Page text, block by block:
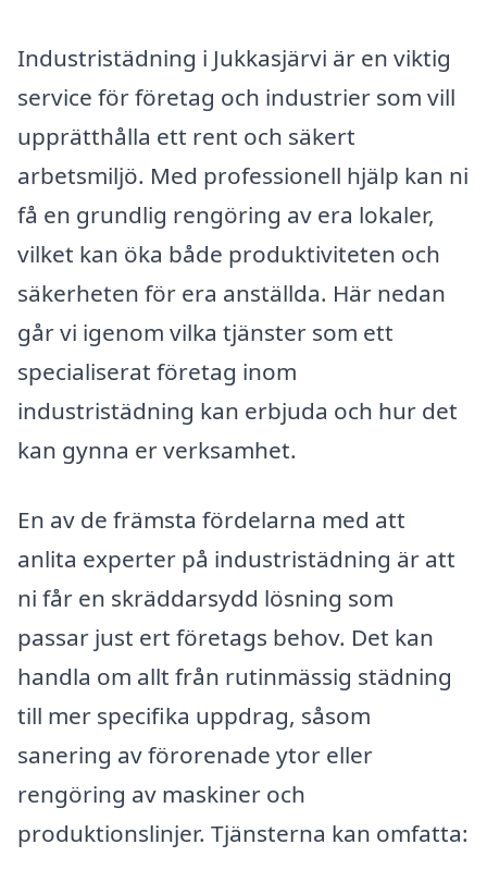
Industristädning i Jukkasjärvi är en viktig
service för företag och industrier som vill
upprätthålla ett rent och säkert
arbetsmiljö. Med professionell hjälp kan ni
få en grundlig rengöring av era lokaler,
vilket kan öka både produktiviteten och
säkerheten för era anställda. Här nedan
går vi igenom vilka tjänster som ett
specialiserat företag inom
industristädning kan erbjuda och hur det
kan gynna er verksamhet.
En av de främsta fördelarna med att
anlita experter på industristädning är att
ni får en skräddarsydd lösning som
passar just ert företags behov. Det kan
handla om allt från rutinmässig städning
till mer specifika uppdrag, såsom
sanering av förorenade ytor eller
rengöring av maskiner och
produktionslinjer. Tjänsterna kan omfatta: